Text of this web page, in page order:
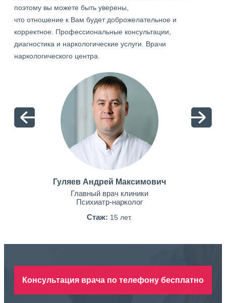
поэтому вы можете быть уверены,
что отношение к Вам будет доброжелательное и
корректное. Профессиональные консультации,
диагностика и наркологические услуги. Врачи
наркологического центра.
Гуляев Андрей Максимович
Главный врач клиники
Психиатр-нарколог
Стаж: 15 лет.
Консультация врача по телефону бесплатно